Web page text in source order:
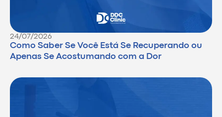
24/07/2026
Como Saber Se Você Está Se Recuperando ou
Apenas Se Acostumando com a Dor